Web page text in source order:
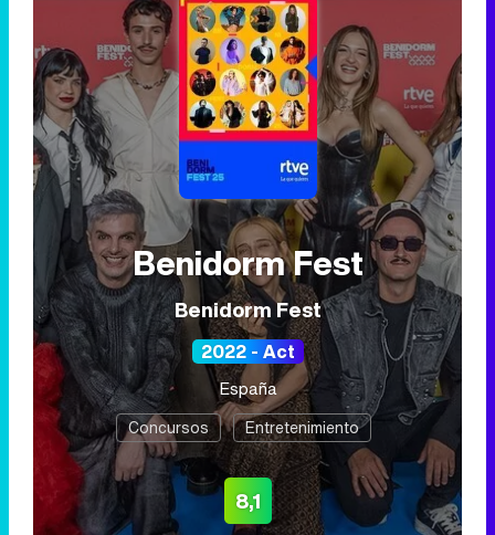
Benidorm Fest
Benidorm Fest
2022 - Act
España
Concursos Entretenimiento
8,1